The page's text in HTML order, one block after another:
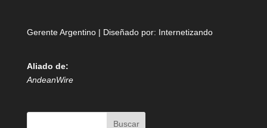
Gerente Argentino | Diseñado por: Internetizando
Aliado de:
AndeanWire